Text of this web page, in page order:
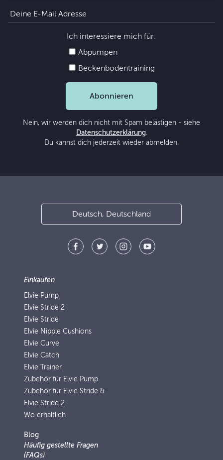
Ich interessiere mich für:
Abpumpen
Beckenbodentraining
Abonnieren
Nein, wir werden dich nicht mit Spam belästigen - siehe
Datenschutzerklärung.
Du kannst dich jederzeit wieder abmelden.
Deutsch, Deutschland
Einkaufen
Elvie Pump
Elvie Stride 2
Elvie Stride
Elvie Nipple Cushions
Elvie Curve
Elvie Catch
Elvie Trainer
Zubehör für Elvie Pump
Zubehör für Elvie Stride &
Elvie Stride 2
Wo erhältlich
Blog
Häufig gestellte Fragen
(FAQs)